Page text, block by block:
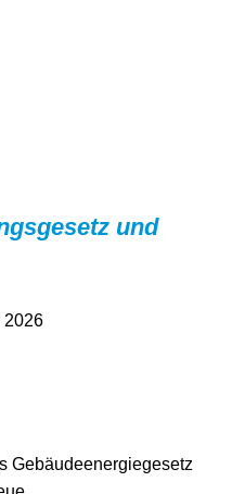
und
2026
Gebäudeenergiegesetz